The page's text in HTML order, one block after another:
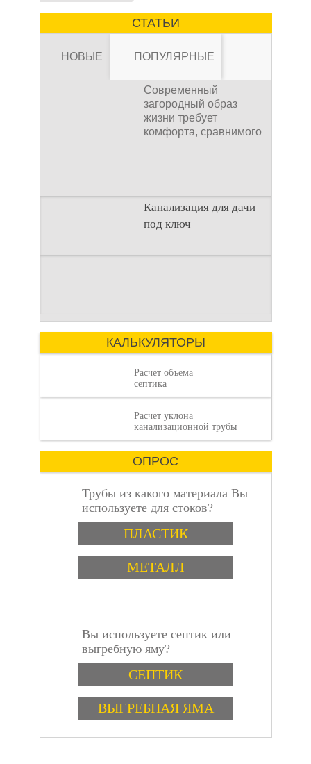
мойки керхер – это
устройство высокого
СТАТЬИ
НОВЫЕ ПОПУЛЯРНЫЕ
Современный
загородный образ
жизни требует
комфорта, сравнимого
Канализация для дачи
под ключ
Современный
отсутствие
инструкция
где каждая деталь
имеет значение.
КАЛЬКУЛЯТОРЫ
Расчет объема
септика
Расчет уклона
канализационной трубы
ОПРОС
Трубы из какого материала Вы
используете для стоков?
ВариантыПЛАСТИК
МЕТАЛЛ
Вы используете септик или
выгребную яму?
ВариантыСЕПТИК
ВЫГРЕБНАЯ ЯМА